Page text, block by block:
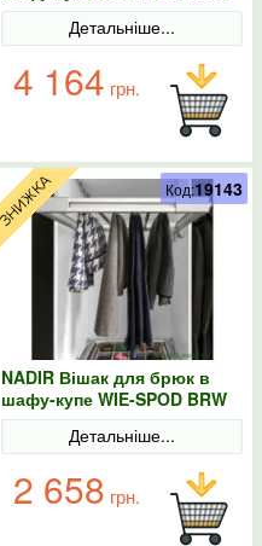
Польща
Детальніше...
4 164 грн.
NADIR Вішак для брюк в
шафу-купе WIE-SPOD BRW
Польща
Детальніше...
2 658 грн.
Код:19143